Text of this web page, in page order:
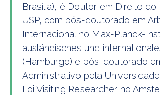
Brasília), é Doutor em Direito do
USP, com pós-doutorado em
Internacional no Max-Planck-
ausländisches und
(Hamburgo) e pós-doutorado
Administrativo pela
Foi Visiting Researcher no